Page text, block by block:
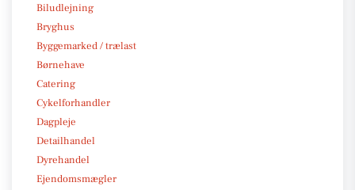
Biludlejning
Bryghus
Byggemarked / trælast
Børnehave
Catering
Cykelforhandler
Dagpleje
Detailhandel
Dyrehandel
Ejendomsmægler